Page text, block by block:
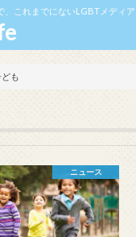
、これまでにないLGBTメディア
も
ニュース